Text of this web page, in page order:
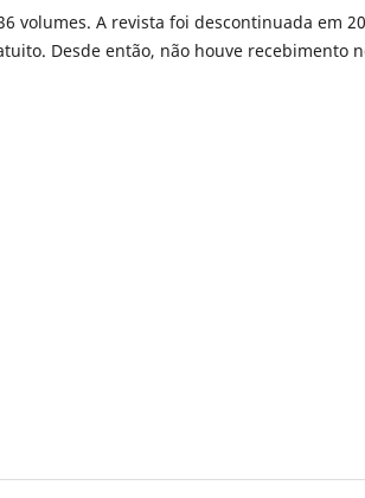
volumes. A revista foi descontinuada em
Desde então, não houve recebimento